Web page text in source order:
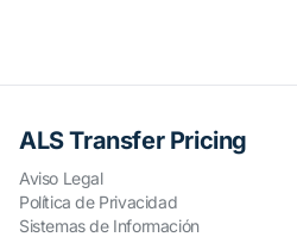
ALS Transfer Pricing
Aviso Legal
Política de Privacidad
Sistemas de Información